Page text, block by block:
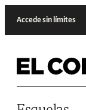
Accede sin límites